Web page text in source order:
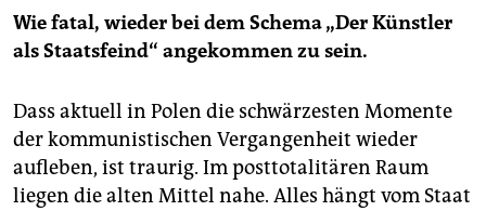
Wie fatal, wieder bei dem Schema „Der Künstler
als Staatsfeind“ angekommen zu sein.
Dass aktuell in Polen die schwärzesten Momente
der kommunistischen Vergangenheit wieder
aufleben, ist traurig. Im posttotalitären Raum
liegen die alten Mittel nahe. Alles hängt vom Staat